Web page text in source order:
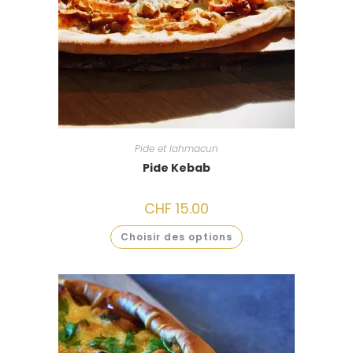
Pide et lahmacun
Pide Kebab
CHF 15.00
Choisir des options